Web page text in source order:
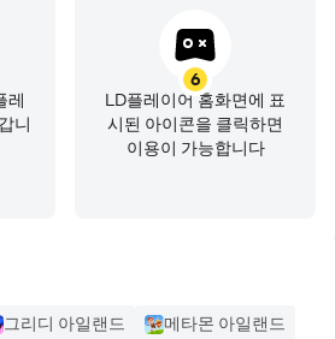
레
니
6
LD플레이어 홈화면에 표
시된 아이콘을 클릭하면
이용이 가능합니다
그리디 아일랜드
메타몬 아일랜드